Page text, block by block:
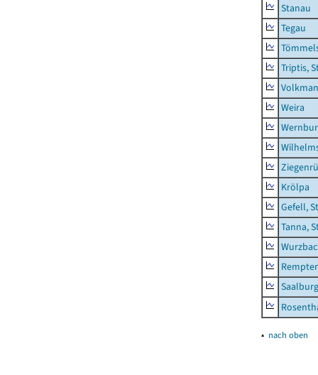
Stanau
Tegau
Triptis,
Weira
Krölpa
Gefell,
Tanna,
▴ nach oben